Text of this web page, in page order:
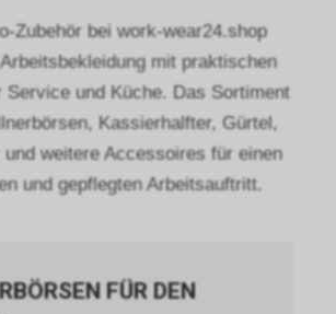
Zubehör bei work-wear24.shop
mit praktischen
Service und Küche. Das Sortiment
Kassierhalfter, Gürtel,
und weitere Accessoires für einen
und gepflegten Arbeitsauftritt.
FÜR DEN
Endgeräte hinweg verfolgen,
sodass Ihnen womöglich selbst
dann interessenbezogene,
personalisierte Werbung
angezeigt wird, wenn Sie das
Endgerät wechseln. Dies setzt
allerdings voraus, dass Sie der
Verknüpfung Ihrer
Informationen zu Google